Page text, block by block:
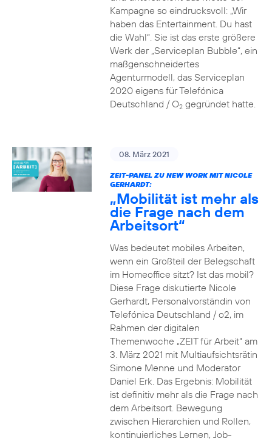
Kampagne so eindrucksvoll: „Wir
haben das Entertainment. Du hast
die Wahl“. Sie ist das erste größere
Werk der „Serviceplan Bubble“, ein
maßgenschneidertes
Agenturmodell, das Serviceplan
2020 eigens für Telefónica
Deutschland / O2gegründet hatte.
08. März 2021
ZEIT-PANEL ZU NEW WORK MIT NICOLE
GERHARDT:
„Mobilität ist mehr als
die Frage nach dem
Arbeitsort“
Was bedeutet mobiles Arbeiten,
wenn ein Großteil der Belegschaft
im Homeoffice sitzt? Ist das mobil?
Diese Frage diskutierte Nicole
Gerhardt, Personalvorständin von
Telefónica Deutschland / o2, im
Rahmen der digitalen
Themenwoche „ZEIT für Arbeit“ am
3. März 2021 mit Multiaufsichtsrätin
Simone Menne und Moderator
Daniel Erk. Das Ergebnis: Mobilität
ist definitiv mehr als die Frage nach
dem Arbeitsort. Bewegung
zwischen Hierarchien und Rollen,
kontinuierliches Lernen, Job-